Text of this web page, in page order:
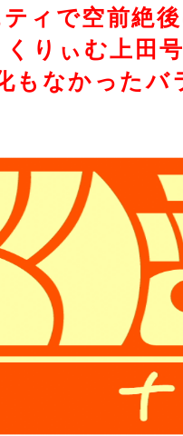
ィで空前絶
くりぃむ上田号
もなかったバ